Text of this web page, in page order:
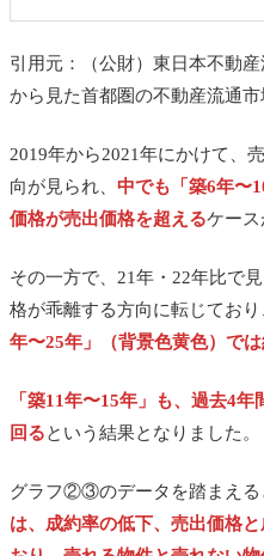
引用元：（公財）東日本不動
から見た首都圏の不動産流通
2019年から2021年にかけて、
向が見られ、 中でも「築6年〜
価格が売出価格を超えるケース
その一方で、21年・22年比で
格が乖離する方向に転じており
年〜25年」（背景色黄色）で
「築11年〜15年」も、過去4
回るという結果となりました。
グラフ②③のデータを踏まえる
は、成約率の低下、売出価格